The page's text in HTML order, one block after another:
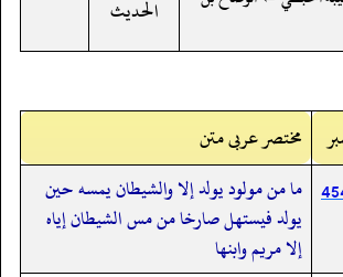
الحديث
مختصر عربی متن
ما من مولود يولد إلا والشيطان يمسه حين
يولد فيستهل صارخا من مس الشيطان إياه
إلا مريم وابنها